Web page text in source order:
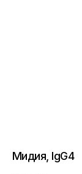
Мидия, IgG4